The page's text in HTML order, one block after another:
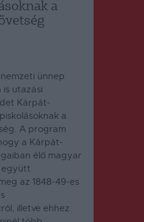
a
ünnep
is utazási
Kárpát-
a
A program
a Kárpát-
élő magyar
együtt
az 1848-49-es
illetve ehhez